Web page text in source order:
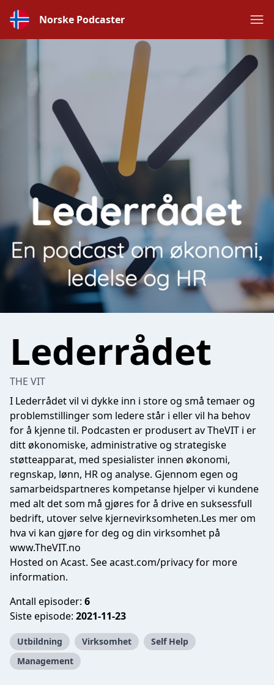
Norske Podcaster
Lederrådet
THE VIT
I Lederrådet vil vi dykke inn i store og små temaer og
problemstillinger som ledere står i eller vil ha behov
for å kjenne til. Podcasten er produsert av TheVIT i er
ditt økonomiske, administrative og strategiske
støtteapparat, med spesialister innen økonomi,
regnskap, lønn, HR og analyse. Gjennom egen og
samarbeidspartneres kompetanse hjelper vi kundene
med alt det som må gjøres for å drive en suksessfull
bedrift, utover selve kjernevirksomheten.Les mer om
hva vi kan gjøre for deg og din virksomhet på
www.TheVIT.no
Hosted on Acast. Seeacast.com/privacyfor more
information.
Antall episoder: 6
Siste episode: 2021-11-23
Utbildning Virksomhet
Self Help
Management